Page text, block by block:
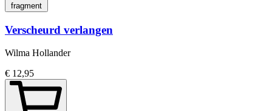
fragment
Verscheurd verlangen
Wilma Hollander
€ 12,95